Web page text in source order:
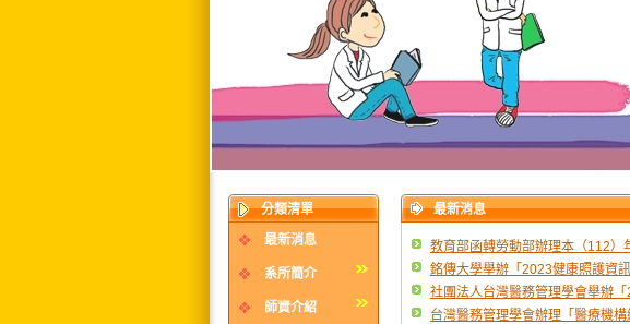
分類清單
最新消息
系所簡介
師資介紹
最新消息
教育部函轉勞動部辦理本（112）
銘傳大學舉辦「2023健康照護資
社團法人台灣醫務管理學會舉辦
台灣醫務管理學會辦理「醫療機